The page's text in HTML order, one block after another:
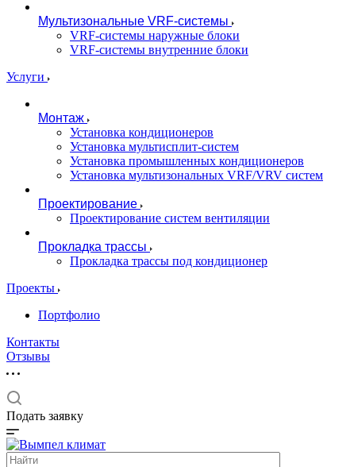
Мультизональные VRF-системы
VRF-системы наружные блоки
VRF-системы внутренние блоки
Услуги
Монтаж
Установка кондиционеров
Установка мультисплит-систем
Установка промышленных кондиционеров
Установка мультизональных VRF/VRV систем
Проектирование
Проектирование систем вентиляции
Прокладка трассы
Прокладка трассы под кондиционер
Проекты
Портфолио
Контакты
Отзывы
Подать заявку